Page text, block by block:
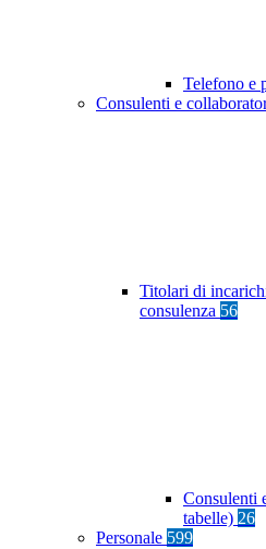
Telefono e
Consulenti e
Titolari di
consulenza 56
Consulenti
tabelle) 26
Personale 599